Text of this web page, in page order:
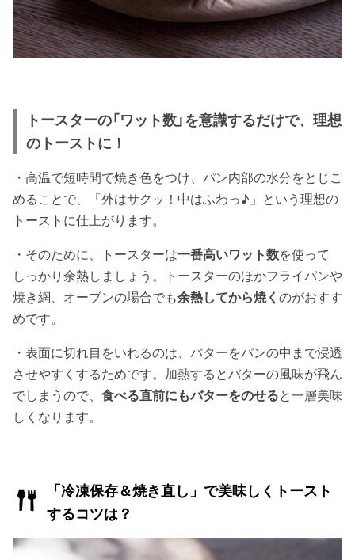
トースターの「ワット数」を意識するだけで、理想
のトーストに！
・高温で短時間で焼き色をつけ、パン内部の水分をとじこ
めることで、「外はサクッ！中はふわっ♪」という理想の
トーストに仕上がります。
・そのために、トースターは一番高いワット数を使って
しっかり余熱しましょう。トースターのほかフライパンや
焼き網、オーブンの場合でも余熱してから焼く のがおすす
めです。
・表面に切れ目をいれるのは、バターをパンの中まで浸透
させやすくするためです。加熱するとバターの風味が飛ん
でしまうので、 食べる直前にもバターをのせると一層美味
しくなります。
「冷凍保存＆焼き直し」で美味しくトースト
するコツは？